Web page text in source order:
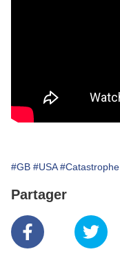
#GB #USA #Catastrophe
Partager